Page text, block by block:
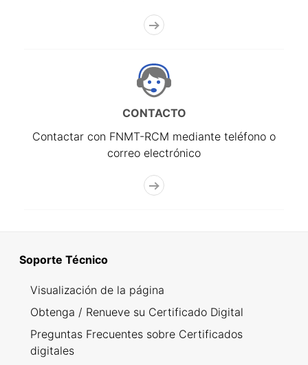
CONTACTO
Contactar con FNMT-RCM mediante teléfono o
correo electrónico
Soporte Técnico
Visualización de la página
Obtenga / Renueve su Certificado Digital
Preguntas Frecuentes sobre Certificados
digitales